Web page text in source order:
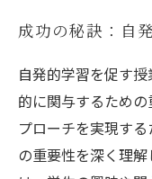
成功の秘訣：自
自発的学習を促す
的に関与するため
プローチを実現す
の重要性を深く理